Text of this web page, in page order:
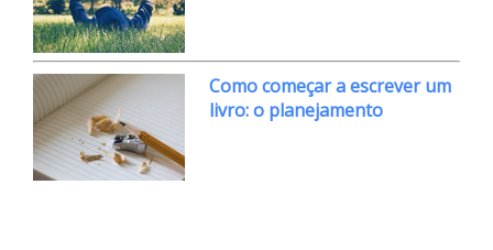
Como começar a escrever um
livro: o planejamento